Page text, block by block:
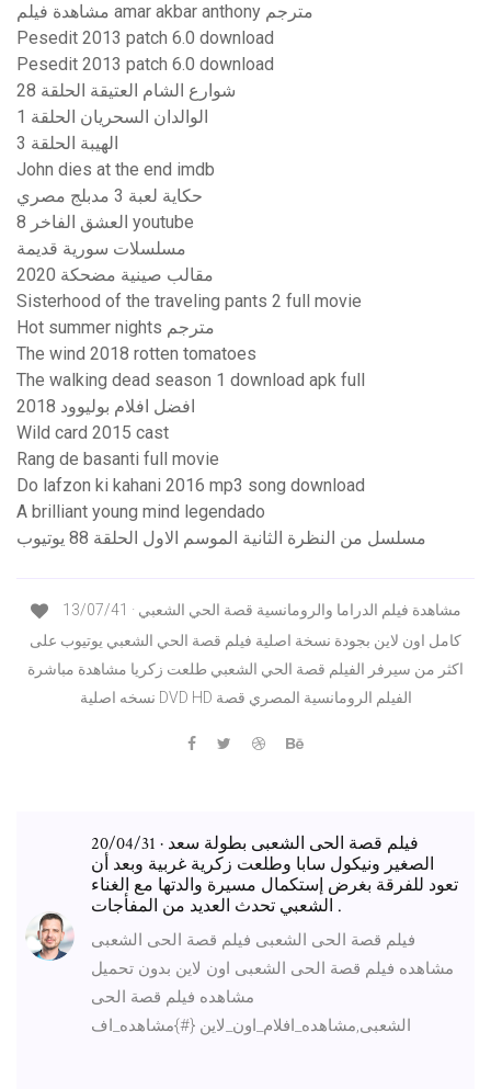
مشاهدة فيلم amar akbar anthony مترجم
Pesedit 2013 patch 6.0 download
Pesedit 2013 patch 6.0 download
شوارع الشام العتيقة الحلقة 28
الوالدان السحريان الحلقة 1
الهيبة الحلقة 3
John dies at the end imdb
حكاية لعبة 3 مدبلج مصري
العشق الفاخر 8 youtube
مسلسلات سورية قديمة
مقالب صينية مضحكة 2020
Sisterhood of the traveling pants 2 full movie
Hot summer nights مترجم
The wind 2018 rotten tomatoes
The walking dead season 1 download apk full
افضل افلام بوليوود 2018
Wild card 2015 cast
Rang de basanti full movie
Do lafzon ki kahani 2016 mp3 song download
A brilliant young mind legendado
مسلسل من النظرة الثانية الموسم الاول الحلقة 88 يوتيوب
13/07/41 · مشاهدة فيلم الدراما والرومانسية قصة الحي الشعبي
كامل اون لاين بجودة نسخة اصلية فيلم قصة الحي الشعبي يوتيوب على
اكثر من سيرفر الفيلم قصة الحي الشعبي طلعت زكريا مشاهدة مباشرة
نسخه اصلية DVD HD الفيلم الرومانسية المصري قصة
20/04/31 · فيلم قصة الحى الشعبى بطولة سعد
الصغير ونيكول سابا وطلعت زكرية غربية وبعد أن
تعود للفرقة بغرض إستكمال مسيرة والدتها مع الغناء
الشعبي تحدث العديد من المفأجات .
فيلم قصة الحى الشعبى فيلم قصة الحى الشعبى
مشاهده فيلم قصة الحى الشعبى اون لاين بدون تحميل
مشاهده فيلم قصة الحى
الشعبى,مشاهده_افلام_اون_لاين {#}مشاهده_اف